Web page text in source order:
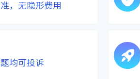
，无隐形费用
均可投诉